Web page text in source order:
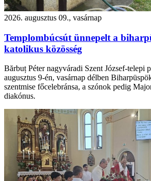
2026. augusztus 09., vasárnap
Templombúcsút ünnepelt a
katolikus közösség
Bărbuț Péter nagyváradi Szent József-telepi
augusztus 9-én, vasárnap délben
szentmise főcelebránsa, a szónok pedig
diakónus.